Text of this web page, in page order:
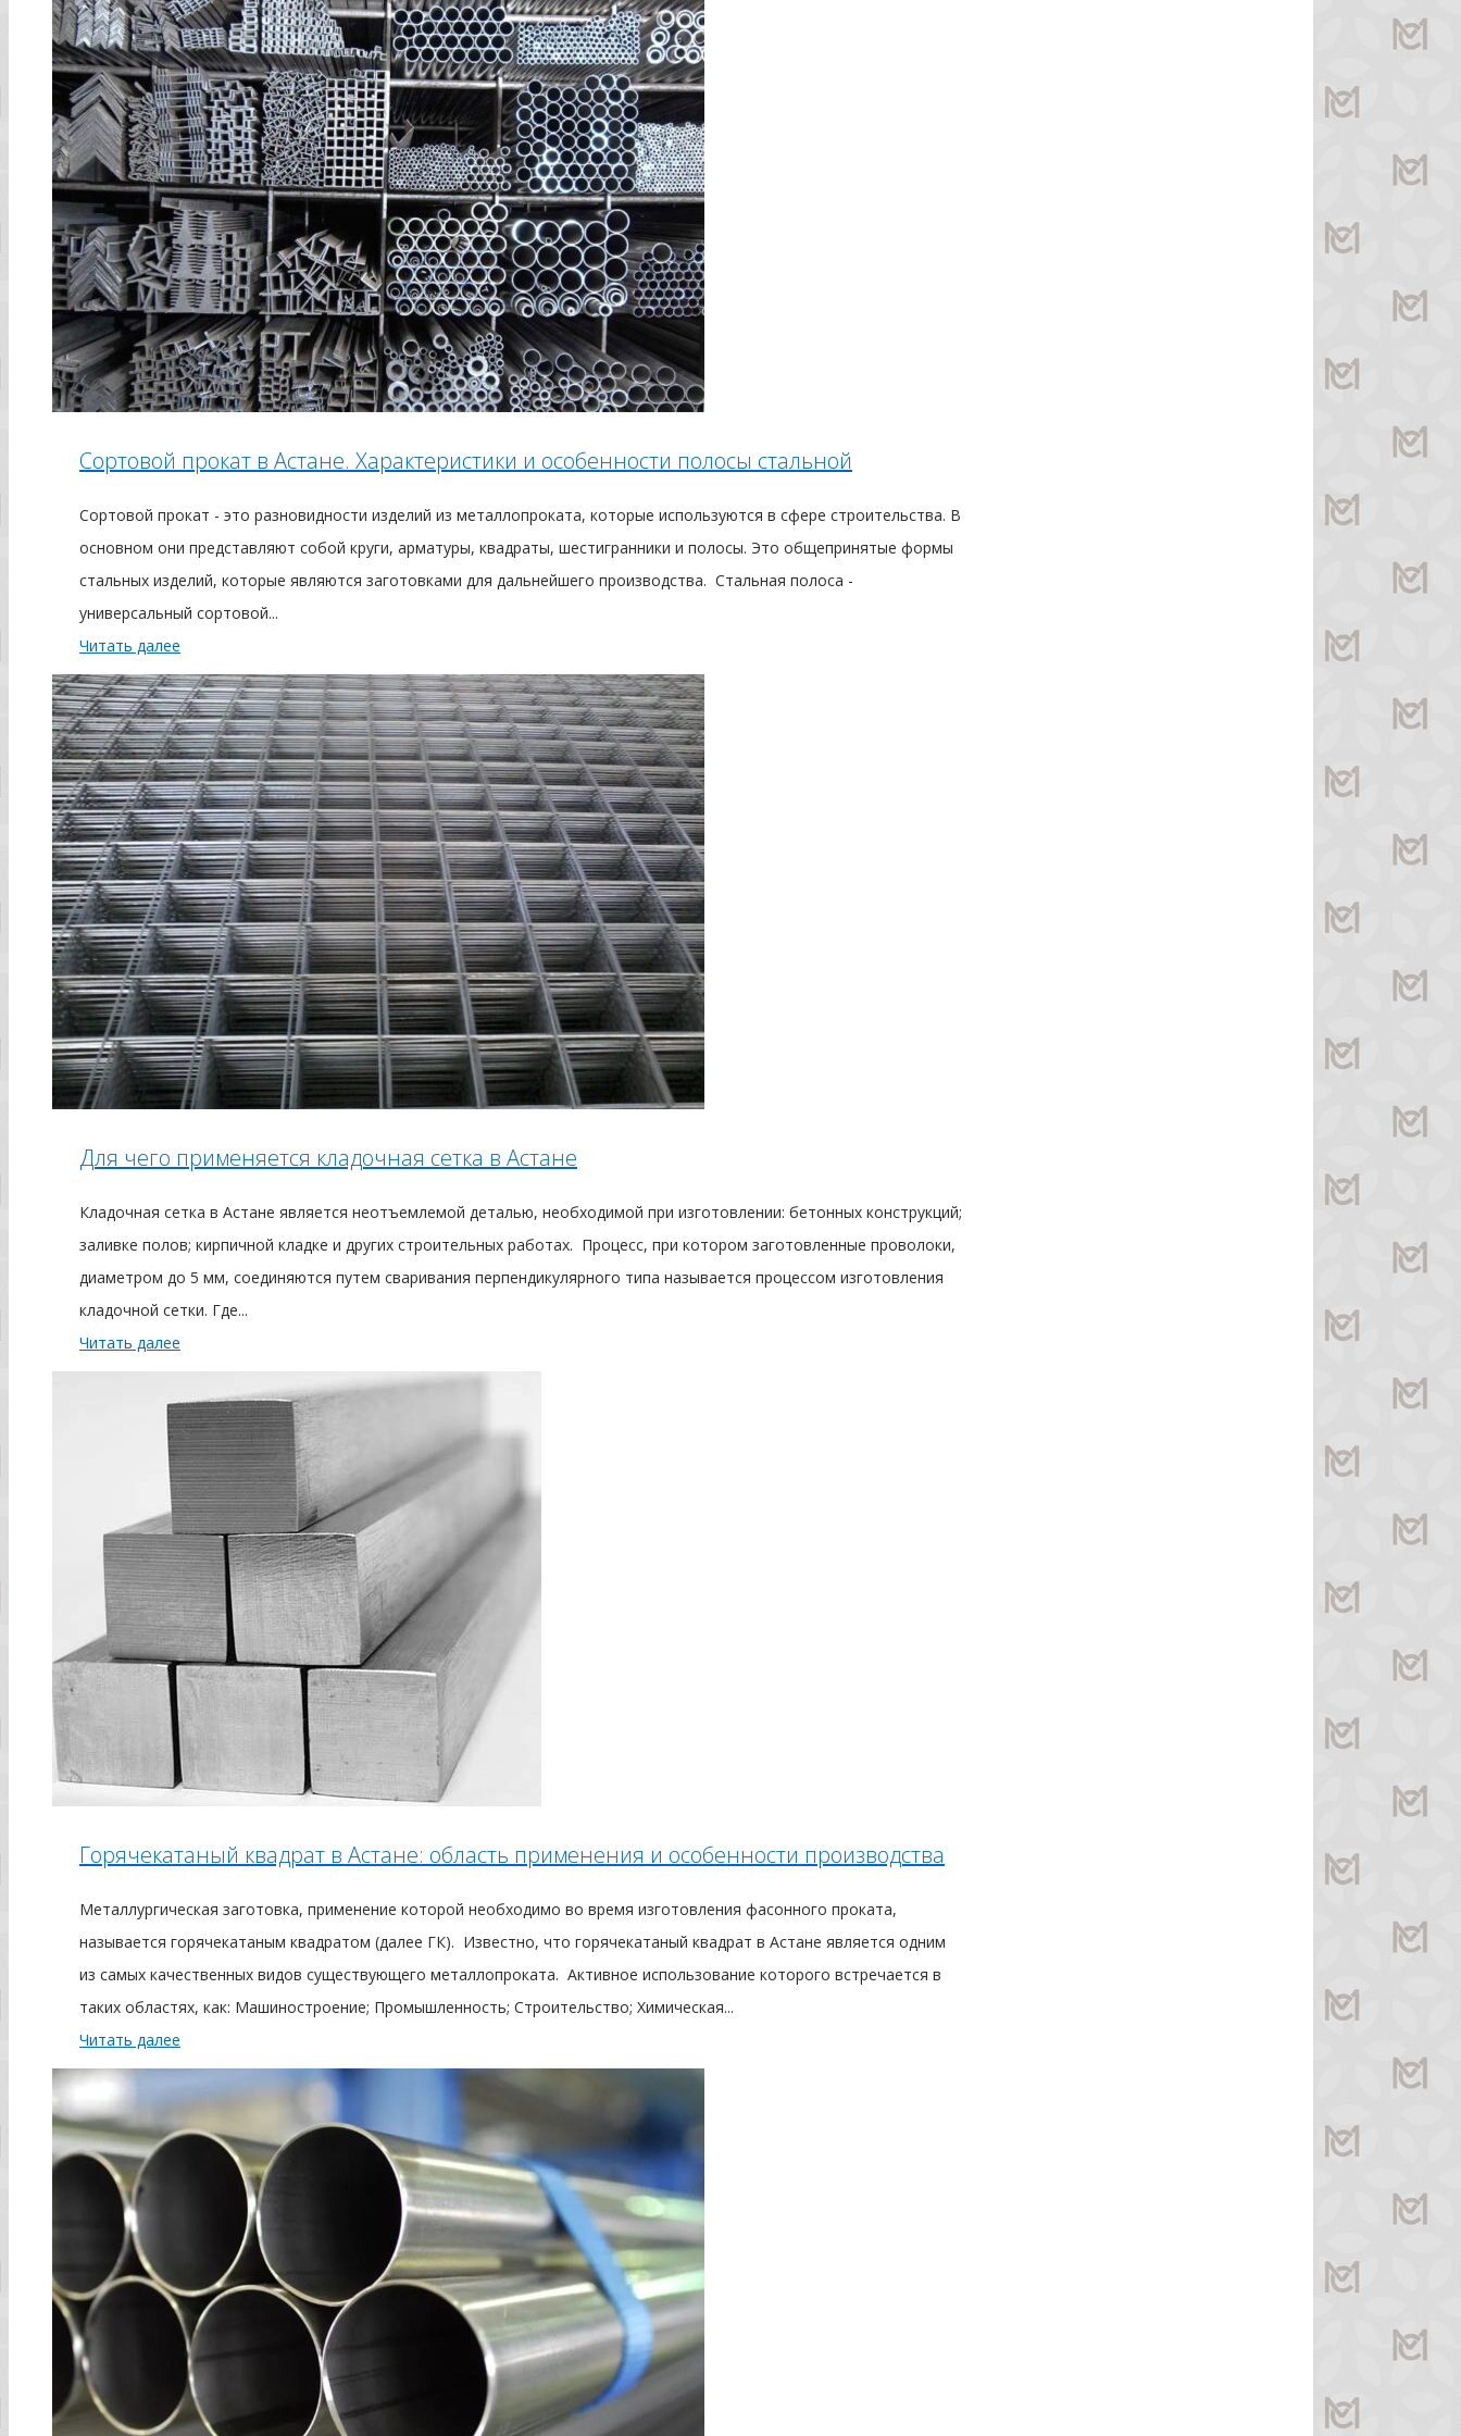
Прайс-лист
Отзывы
Статьи
Контакты
Сортовой прокат в Астане. Характеристики и особенности полосы стальной
Сортовой прокат - это разновидности изделий из металлопроката, которые используются в сфере строительства. В
основном они представляют собой круги, арматуры, квадраты, шестигранники и полосы. Это общепринятые формы
стальных изделий, которые являются заготовками для дальнейшего производства. Стальная полоса -
универсальный сортовой...
Читать далее
Для чего применяется кладочная сетка в Астане
Кладочная сетка в Астане является неотъемлемой деталью, необходимой при изготовлении: бетонных конструкций;
заливке полов; кирпичной кладке и других строительных работах. Процесс, при котором заготовленные проволоки,
диаметром до 5 мм, соединяются путем сваривания перпендикулярного типа называется процессом изготовления
кладочной сетки. Где...
Читать далее
Горячекатаный квадрат в Астане: область применения и особенности производства
Металлургическая заготовка, применение которой необходимо во время изготовления фасонного проката,
называется горячекатаным квадратом (далее ГК). Известно, что горячекатаный квадрат в Астане является одним
из самых качественных видов существующего металлопроката. Активное использование которого встречается в
таких областях, как: Машиностроение; Промышленность; Строительство; Химическая...
Читать далее